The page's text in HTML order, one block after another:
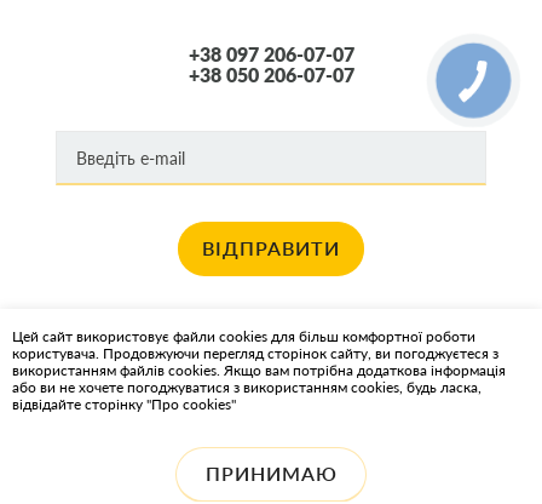
+38 097 206-07-07
+38 050 206-07-07
ВІДПРАВИТИ
КАРТА САЙТА
Цей сайт використовує файли cookies для більш комфортної роботи
користувача. Продовжуючи перегляд сторінок сайту, ви погоджуєтеся з
використанням файлів cookies. Якщо вам потрібна додаткова інформація
або ви не хочете погоджуватися з використанням cookies, будь ласка,
відвідайте сторінку "Про cookies"
ПРИНИМАЮ